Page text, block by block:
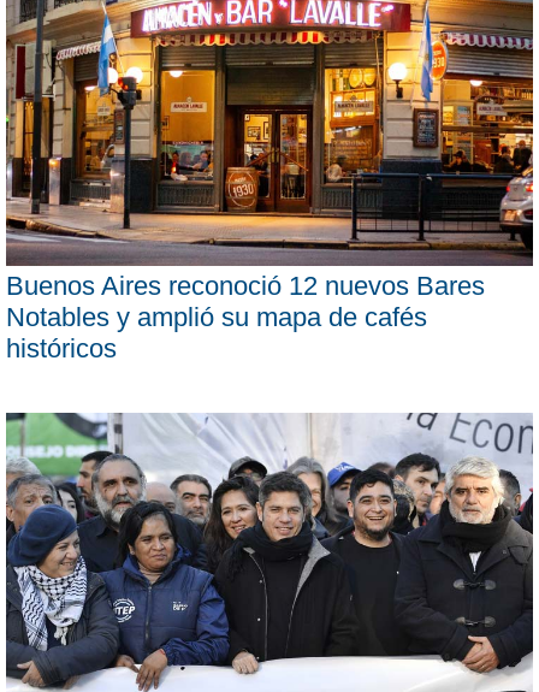
Buenos Aires reconoció 12 nuevos Bares
Notables y amplió su mapa de cafés
históricos